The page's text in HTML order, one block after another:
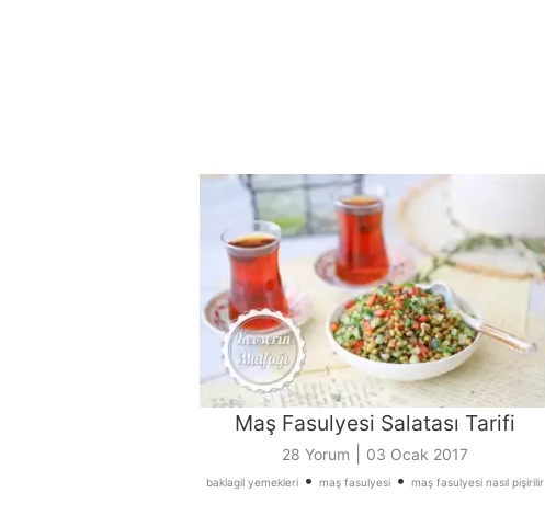
Maş Fasulyesi Salatası Tarifi
28 Yorum 03 Ocak 2017
baklagil yemekleri • maş fasulyesi • maş fasulyesi nasıl pişirilir